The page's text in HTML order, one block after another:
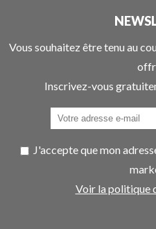
Vous souhaitez être tenu au
Inscrivez-vous
J'accepte que mon
Voir la politique